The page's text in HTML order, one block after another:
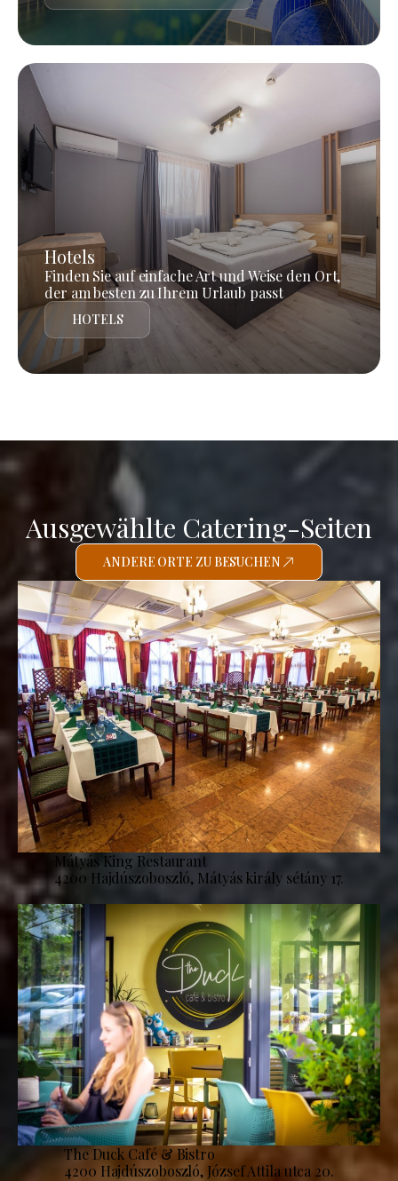
Hotels
Finden Sie auf einfache Art und Weise den Ort,
der am besten zu Ihrem Urlaub passt
HOTELS
Ausgewählte Catering-Seiten
ANDERE ORTE ZU BESUCHEN
Mátyás King Restaurant
4200 Hajdúszoboszló, Mátyás király sétány 17.
The Duck Café & Bistro
4200 Hajdúszoboszló, József Attila utca 20.